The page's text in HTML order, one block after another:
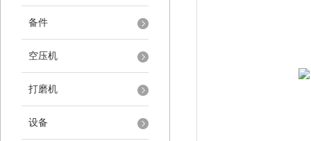
备件
空压机
打磨机
设备